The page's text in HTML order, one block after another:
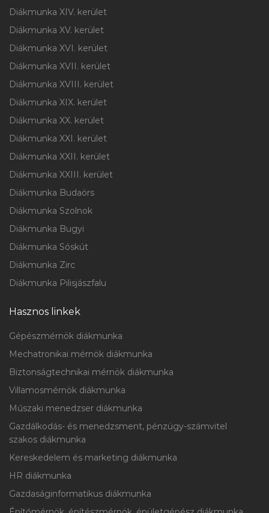
Diákmunka XIV. kerület
Diákmunka XV. kerület
Diákmunka XVI. kerület
Diákmunka XVII. kerület
Diákmunka XVIII. kerület
Diákmunka XIX. kerület
Diákmunka XX. kerület
Diákmunka XXI. kerület
Diákmunka XXII. kerület
Diákmunka XXIII. kerület
Diákmunka Budaörs
Diákmunka Szolnok
Diákmunka Bugyi
Diákmunka Sóskút
Diákmunka Zirc
Diákmunka Pilisjászfalu
Hasznos linkek
Gépészmérnök diákmunka
Mechatronikai mérnök diákmunka
Biztonságtechnikai mérnök diákmunka
Villamosmérnök diákmunka
Műszaki menedzser diákmunka
Gazdálkodás- és menedzsment, pénzügy-számvitel
szakos diákmunka
Kereskedelem és marketing diákmunka
HR diákmunka
Gazdaságinformatikus diákmunka